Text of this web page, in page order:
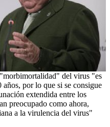
del virus "es
por lo que si se consigue
extendida entre los
preocupado como ahora,
a la virulencia del virus"